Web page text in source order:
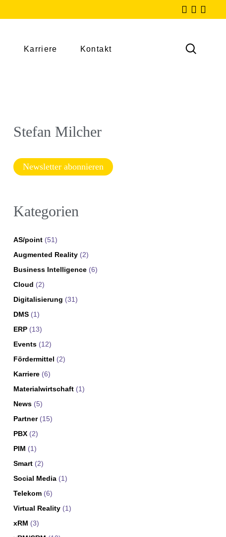
Karriere Kontakt
Stefan Milcher
Newsletter abonnieren
Kategorien
AS/point (51)
Augmented Reality (2)
Business Intelligence (6)
Cloud (2)
Digitalisierung (31)
DMS (1)
ERP (13)
Events (12)
Fördermittel (2)
Karriere (6)
Materialwirtschaft (1)
News (5)
Partner(15)
PBX (2)
PIM (1)
Smart (2)
Social Media (1)
Telekom (6)
Virtual Reality (1)
xRM (3)